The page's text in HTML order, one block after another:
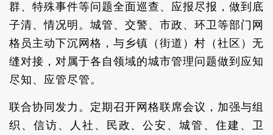
群、特殊事件等问题全面巡查、应报尽报，做到底
子清、情况明。城管、交警、市政、环卫等部门网
格员主动下沉网格，与乡镇（街道）村（社区）无
缝对接，对属于各自领域的城市管理问题做到应知
尽知、应管尽管。
联合协同发力。定期召开网格联席会议，加强与组
织、信访、人社、民政、公安、城管、住建、卫